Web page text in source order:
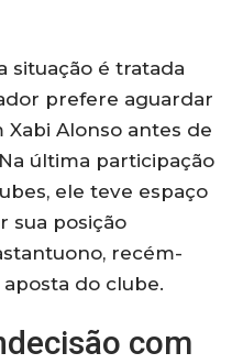
situação é tratada
prefere aguardar
Alonso antes de
última participação
ele teve espaço
sua posição
recém-
do clube.
com